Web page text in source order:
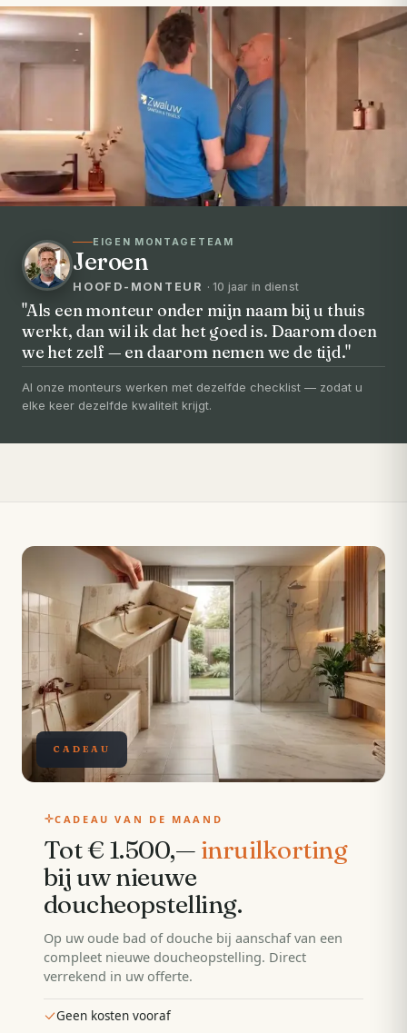
EIGEN MONTAGETEAM
Jeroen
HOOFD-MONTEUR · 10 jaar in dienst
"Als een monteur onder mijn naam bij u thuis
werkt, dan wil ik dat het goed is. Daarom doen
we het zelf — en daarom nemen we de tijd."
Al onze monteurs werken met dezelfde checklist — zodat u
elke keer dezelfde kwaliteit krijgt.
VOORHEEN → NA
Uw badkamer, volledig vernieuwd in
3-5 dagen
levertijd van slechts 4 weken.
CADEAU
CADEAU VAN DE MAAND
Tot € 1.500,— inruilkorting
bij uw nieuwe
doucheopstelling.
Op uw oude bad of douche bij aanschaf van een
compleet nieuwe doucheopstelling. Direct
verrekend in uw offerte.
Geen kosten vooraf